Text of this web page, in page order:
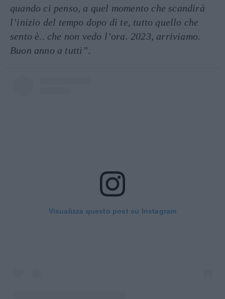
quando ci penso, a quel momento che scandirà
l’inizio del tempo dopo di te, tutto quello che
sento è.. che non vedo l’ora. 2023, arriviamo.
Buon anno a tutti”.
Visualizza questo post su Instagram